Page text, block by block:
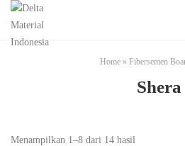
Home» Fibersemen
Shera
Menampilkan 1–8 dari 14 hasil